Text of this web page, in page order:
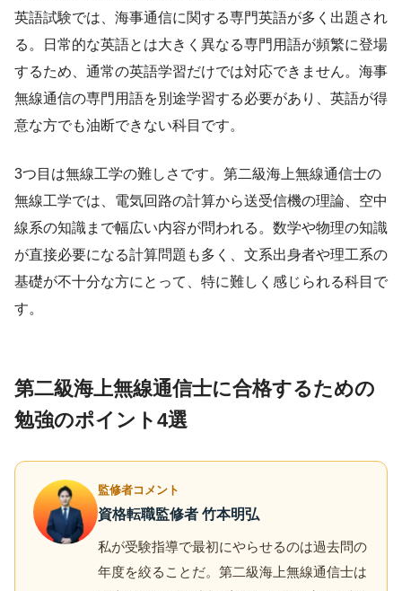
英語試験では、海事通信に関する専門英語が多く出題され
る。日常的な英語とは大きく異なる専門用語が頻繁に登場
するため、通常の英語学習だけでは対応できません。海事
無線通信の専門用語を別途学習する必要があり、英語が得
意な方でも油断できない科目です。
3つ目は無線工学の難しさです。第二級海上無線通信士の
無線工学では、電気回路の計算から送受信機の理論、空中
線系の知識まで幅広い内容が問われる。数学や物理の知識
が直接必要になる計算問題も多く、文系出身者や理工系の
基礎が不十分な方にとって、特に難しく感じられる科目で
す。
第二級海上無線通信士に合格するための
勉強のポイント4選
監修者コメント
資格転職監修者 竹本明弘
私が受験指導で最初にやらせるのは過去問の
年度を絞ることだ。第二級海上無線通信士は